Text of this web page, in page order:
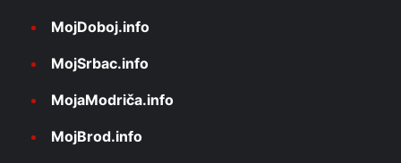
MojDoboj.info
MojSrbac.info
MojaModriča.info
MojBrod.info